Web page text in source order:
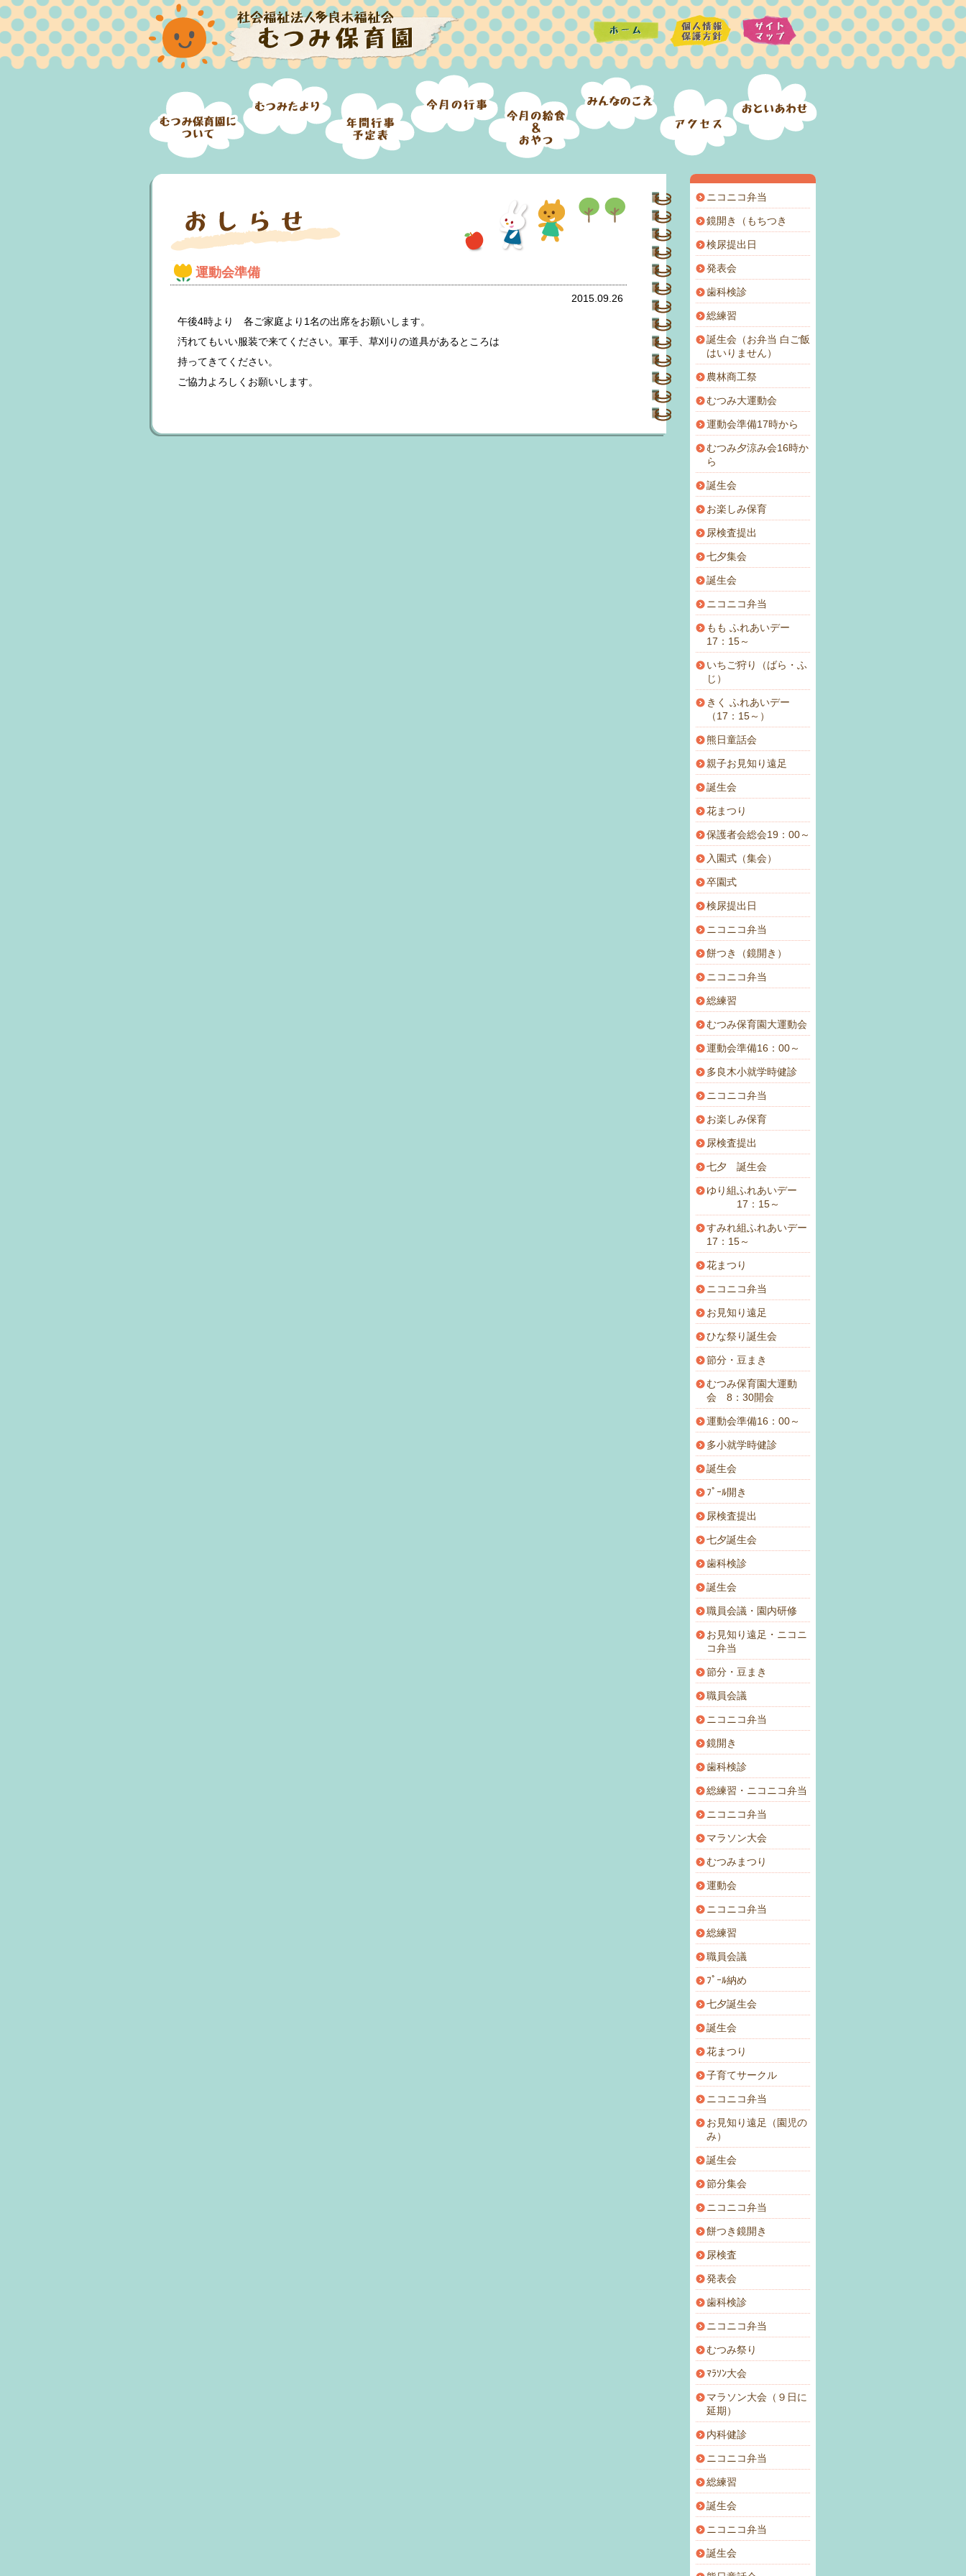
運動会準備
2015.09.26
午後4時より 各ご家庭より1名の出席をお願いします。
汚れてもいい服装で来てください。軍手、草刈りの道具があるところは
持ってきてください。
ご協力よろしくお願いします。
ニコニコ弁当
鏡開き（もちつき
検尿提出日
発表会
歯科検診
総練習
誕生会（お弁当 白ご飯
はいりません）
農林商工祭
むつみ大運動会
運動会準備17時から
むつみ夕涼み会16時か
ら
誕生会
お楽しみ保育
尿検査提出
七夕集会
誕生会
ニコニコ弁当
もも ふれあいデー
17：15～
いちご狩り（ばら・ふ
じ）
きく ふれあいデー
（17：15～）
熊日童話会
親子お見知り遠足
誕生会
花まつり
保護者会総会19：00～
入園式（集会）
卒園式
検尿提出日
ニコニコ弁当
餅つき（鏡開き）
ニコニコ弁当
総練習
むつみ保育園大運動会
運動会準備16：00～
多良木小就学時健診
ニコニコ弁当
お楽しみ保育
尿検査提出
七夕 誕生会
ゆり組ふれあいデー
17：15～
すみれ組ふれあいデー
17：15～
花まつり
ニコニコ弁当
お見知り遠足
ひな祭り誕生会
節分・豆まき
むつみ保育園大運動
会 8：30開会
運動会準備16：00～
多小就学時健診
誕生会
ﾌﾟｰﾙ開き
尿検査提出
七夕誕生会
歯科検診
誕生会
職員会議・園内研修
お見知り遠足・ニコニ
コ弁当
節分・豆まき
職員会議
ニコニコ弁当
鏡開き
歯科検診
総練習・ニコニコ弁当
ニコニコ弁当
マラソン大会
むつみまつり
運動会
ニコニコ弁当
総練習
職員会議
ﾌﾟｰﾙ納め
七夕誕生会
誕生会
花まつり
子育てサークル
ニコニコ弁当
お見知り遠足（園児の
み）
誕生会
節分集会
ニコニコ弁当
餅つき鏡開き
尿検査
発表会
歯科検診
ニコニコ弁当
むつみ祭り
ﾏﾗｿﾝ大会
マラソン大会（９日に
延期）
内科健診
ニコニコ弁当
総練習
誕生会
ニコニコ弁当
誕生会